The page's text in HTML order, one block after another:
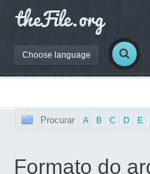
Choose language
Procurar A B C D E
Formato do